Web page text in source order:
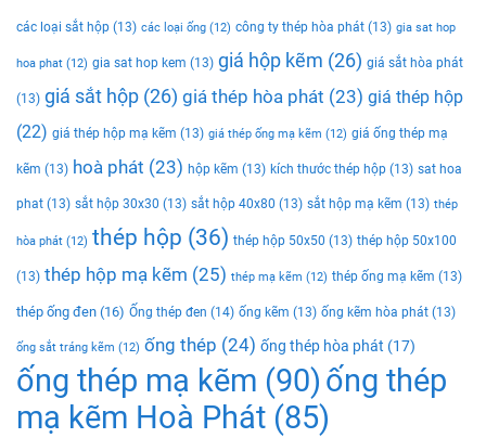
các loại sắt hộp (13) các loại ống (12) công ty thép hòa phát (13) gia sat hop
hoa phat (12) gia sat hop kem (13) giá hộp kẽm (26) giá sắt hòa phát
(13) giá sắt hộp (26) giá thép hòa phát (23) giá thép hộp
(22) giá thép hộp mạ kẽm (13) giá thép ống mạ kẽm (12) giá ống thép mạ
kẽm (13) hoà phát (23) hộp kẽm (13) kích thước thép hộp (13) sat hoa
phat (13) sắt hộp 30x30 (13) sắt hộp 40x80 (13) sắt hộp mạ kẽm (13) thép
hòa phát (12) thép hộp (36) thép hộp 50x50 (13) thép hộp 50x100
(13) thép hộp mạ kẽm (25) thép mạ kẽm (12) thép ống mạ kẽm (13)
thép ống đen (16) Ống thép đen (14) ống kẽm (13) ống kẽm hòa phát (13)
ống sắt tráng kẽm (12) ống thép (24) ống thép hòa phát (17)
ống thép mạ kẽm (90) ống thép
mạ kẽm Hoà Phát (85)